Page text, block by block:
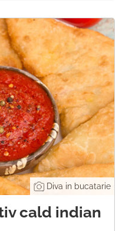
Diva in bucatarie
cald indian